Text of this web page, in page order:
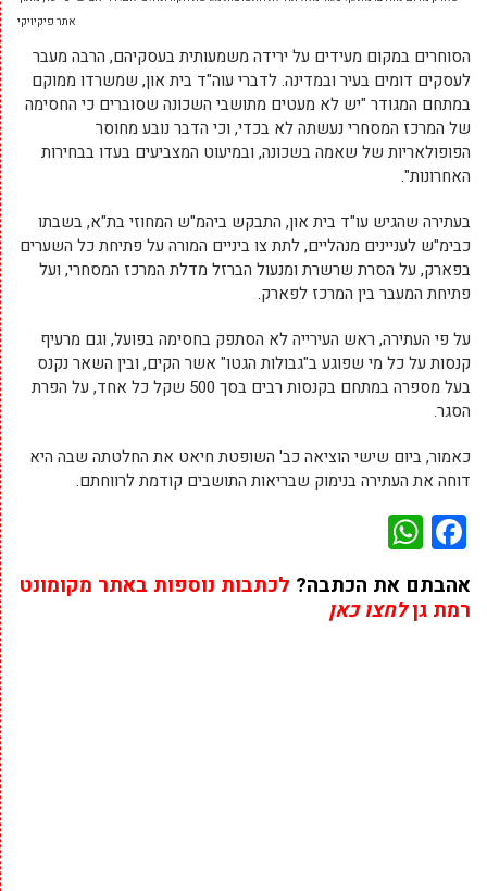
אתר פיקיויקי
הסוחרים במקום מעידים על ירידה משמעותית בעסקיהם, הרבה מעבר
לעסקים דומים בעיר ובמדינה. לדברי עוה"ד בית און, שמשרדו ממוקם
במתחם המגודר "יש לא מעטים מתושבי השכונה שסוברים כי החסימה
של המרכז המסחרי נעשתה לא בכדי, וכי הדבר נובע מחוסר
הפופולאריות של שאמה בשכונה, ובמיעוט המצביעים בעדו בבחירות
האחרונות".
בעתירה שהגיש עו"ד בית און, התבקש ביהמ"ש המחוזי בת"א, בשבתו
כבימ"ש לעניינים מנהליים, לתת צו ביניים המורה על פתיחת כל השערים
בפארק, על הסרת שרשרת ומנעול הברזל מדלת המרכז המסחרי, ועל
פתיחת המעבר בין המרכז לפארק.
על פי העתירה, ראש העירייה לא הסתפק בחסימה בפועל, וגם מרעיף
קנסות על כל מי שפוגע ב"גבולות הגטו" אשר הקים, ובין השאר נקנס
בעל מספרה במתחם בקנסות רבים בסך 500 שקל כל אחד, על הפרת
הסגר.
כאמור, ביום שישי הוציאה כב' השופטת חיאט את החלטתה שבה היא
דוחה את העתירה בנימוק שבריאות התושבים קודמת לרווחתם.
Facebook
אהבתם את הכתבה? לכתבות נוספות באתר מקומונט
רמת גןלחצו כאן